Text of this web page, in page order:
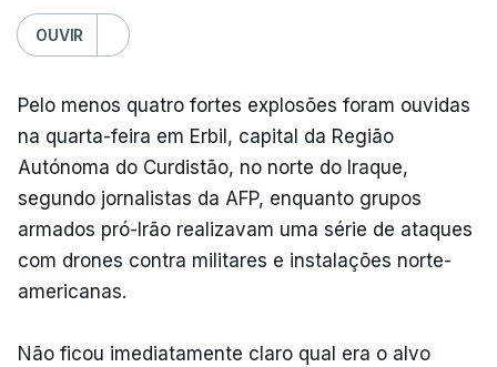
OUVIR
Pelo menos quatro fortes explosões foram ouvidas
na quarta-feira em Erbil, capital da Região
Autónoma do Curdistão, no norte do Iraque,
segundo jornalistas da AFP, enquanto grupos
armados pró-Irão realizavam uma série de ataques
com drones contra militares e instalações norte-
americanas.
Não ficou imediatamente claro qual era o alvo